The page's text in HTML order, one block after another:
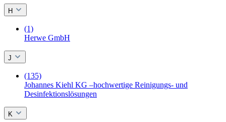
H
(1)
Herwe GmbH
J
(135)
Johannes Kiehl KG –hochwertige Reinigungs- und
Desinfektionslösungen
K